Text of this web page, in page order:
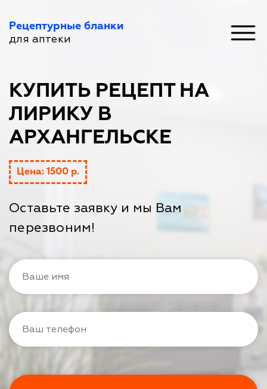
Рецептурные бланки
для аптеки
КУПИТЬ РЕЦЕПТ НА
ЛИРИКУ В
АРХАНГЕЛЬСКЕ
Цена: 1500 р.
Оставьте заявку и мы Вам
перезвоним!